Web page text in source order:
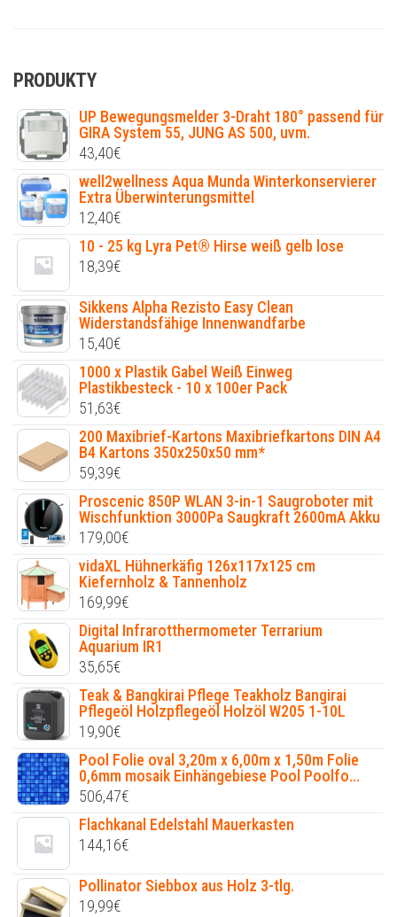
PRODUKTY
UP Bewegungsmelder 3-Draht 180° passend für
GIRA System 55, JUNG AS 500, uvm.
43,40€
well2wellness Aqua Munda Winterkonservierer
Extra Überwinterungsmittel
12,40€
10 - 25 kg Lyra Pet® Hirse weiß gelb lose
18,39€
Sikkens Alpha Rezisto Easy Clean
Widerstandsfähige Innenwandfarbe
15,40€
1000 x Plastik Gabel Weiß Einweg
Plastikbesteck - 10 x 100er Pack
51,63€
200 Maxibrief-Kartons Maxibriefkartons DIN A4
B4 Kartons 350x250x50 mm*
59,39€
Proscenic 850P WLAN 3-in-1 Saugroboter mit
Wischfunktion 3000Pa Saugkraft 2600mA Akku
179,00€
vidaXL Hühnerkäfig 126x117x125 cm
Kiefernholz & Tannenholz
169,99€
Digital Infrarotthermometer Terrarium
Aquarium IR1
35,65€
Teak & Bangkirai Pflege Teakholz Bangirai
Pflegeöl Holzpflegeöl Holzöl W205 1-10L
19,90€
Pool Folie oval 3,20m x 6,00m x 1,50m Folie
0,6mm mosaik Einhängebiese Pool Poolfo...
506,47€
Flachkanal Edelstahl Mauerkasten
144,16€
Pollinator Siebbox aus Holz 3-tlg.
19,99€